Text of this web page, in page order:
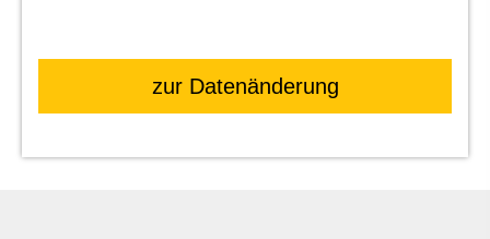
zur Datenänderung